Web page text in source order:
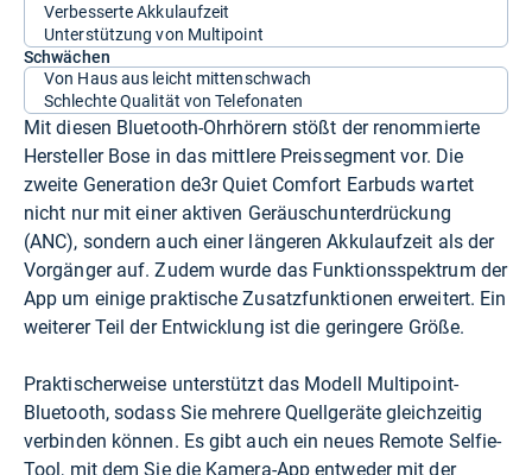
Verbesserte Akkulaufzeit
Unterstützung von Multipoint
Schwächen
Von Haus aus leicht mittenschwach
Schlechte Qualität von Telefonaten
Mit diesen Bluetooth-Ohrhörern stößt der renommierte
Hersteller Bose in das mittlere Preissegment vor. Die
zweite Generation de3r Quiet Comfort Earbuds wartet
nicht nur mit einer aktiven Geräuschunterdrückung
(ANC), sondern auch einer längeren Akkulaufzeit als der
Vorgänger auf. Zudem wurde das Funktionsspektrum der
App um einige praktische Zusatzfunktionen erweitert. Ein
weiterer Teil der Entwicklung ist die geringere Größe.
Praktischerweise unterstützt das Modell Multipoint-
Bluetooth, sodass Sie mehrere Quellgeräte gleichzeitig
verbinden können. Es gibt auch ein neues Remote Selfie-
Tool, mit dem Sie die Kamera-App entweder mit der